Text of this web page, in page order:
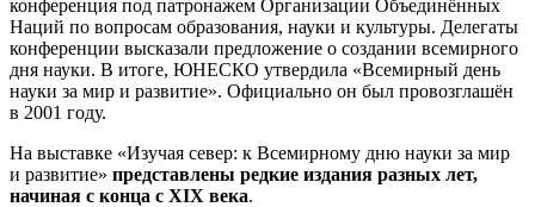
конференция под патронажем Организации Объединённых
Наций по вопросам образования, науки и культуры. Делегаты
конференции высказали предложение о создании всемирного
дня науки. В итоге, ЮНЕСКО утвердила «Всемирный день
науки за мир и развитие». Официально он был провозглашён
в 2001 году.
На выставке «Изучая север: к Всемирному дню науки за мир
и развитие» представлены редкие издания разных лет,
начиная с конца с XIX века.